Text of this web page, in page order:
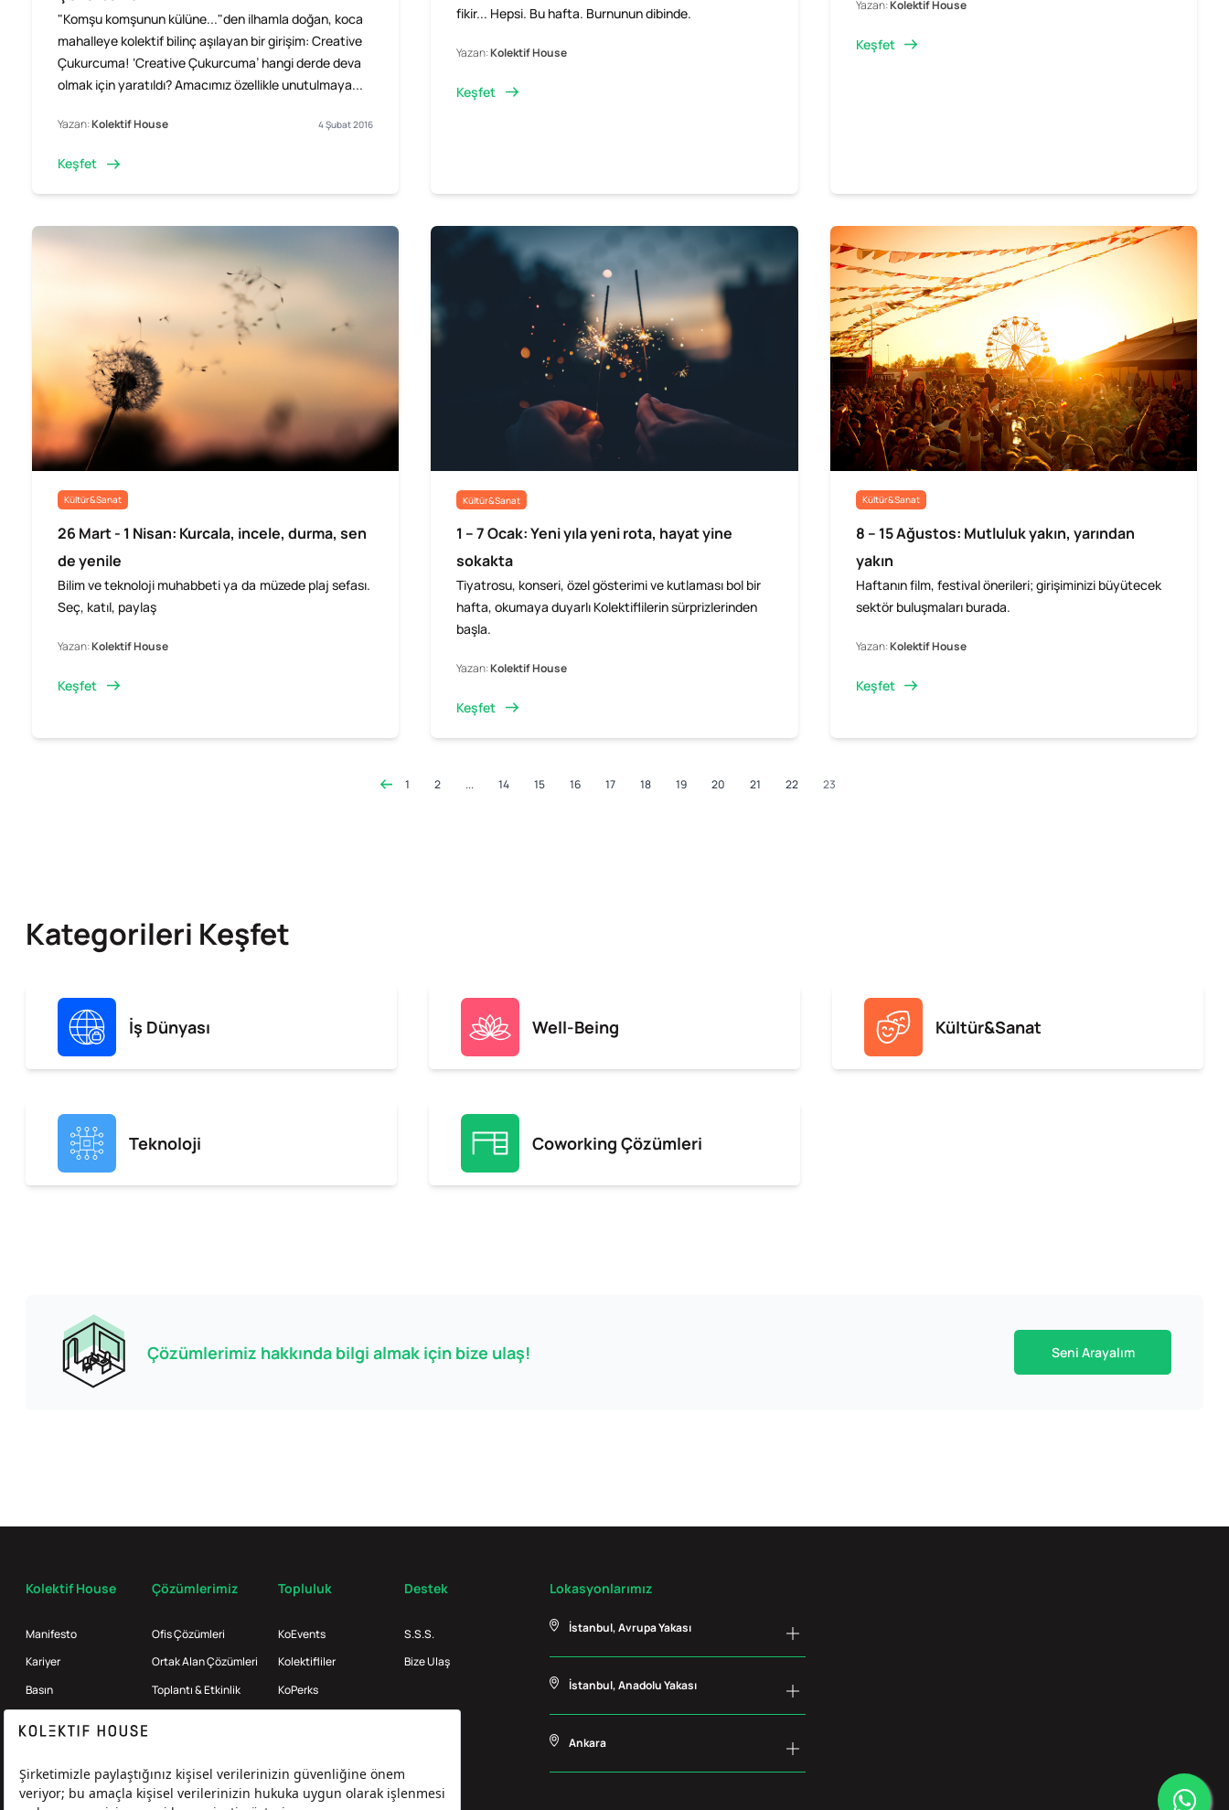
"Komşu komşunun külüne..."den ilhamla doğan, koca
mahalleye kolektif bilinç aşılayan bir girişim: Creative
Çukurcuma! ‘Creative Çukurcuma’ hangi derde deva
olmak için yaratıldı? Amacımız özellikle unutulmaya...
Yazan:Kolektif House 4 Şubat 2016
Keşfet
fikir... Hepsi. Bu hafta. Burnunun dibinde.
Yazan:Kolektif House
Keşfet
Yazan:Kolektif House
Keşfet
Kültür&Sanat
26 Mart - 1 Nisan: Kurcala, incele, durma, sen
de yenile
Bilim ve teknoloji muhabbeti ya da müzede plaj sefası.
Seç, katıl, paylaş
Yazan:Kolektif House
Keşfet
Kültür&Sanat
1 – 7 Ocak: Yeni yıla yeni rota, hayat yine
sokakta
Tiyatrosu, konseri, özel gösterimi ve kutlaması bol bir
hafta, okumaya duyarlı Kolektiflilerin sürprizlerinden
başla.
Yazan:Kolektif House
Keşfet
Kültür&Sanat
8 – 15 Ağustos: Mutluluk yakın, yarından
yakın
Haftanın film, festival önerileri; girişiminizi büyütecek
sektör buluşmaları burada.
Yazan:Kolektif House
Keşfet
1 2 ... 14 15 16 17 18 19 20 21 22 23
Kategorileri Keşfet
İş Dünyası Well-Being Kültür&Sanat
Teknoloji Coworking Çözümleri
Çözümlerimiz hakkında bilgi almak için bize ulaş! Seni Arayalım
Kolektif House
Manifesto
Kariyer
Basın
Kolektif Products
Çözümlerimiz
Ofis Çözümleri
Ortak Alan Çözümleri
Toplantı & Etkinlik
Topluluk
KoEvents
Kolektifliler
KoPerks
Broker
Destek
S.S.S.
Bize Ulaş
Lokasyonlarımız
İstanbul, Avrupa Yakası
İstanbul, Anadolu Yakası
Ankara